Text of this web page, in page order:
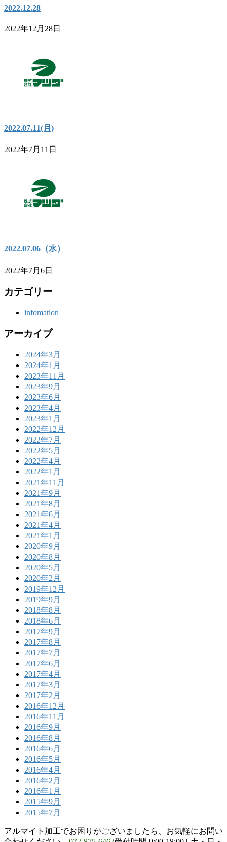
2022.12.28
2022年12月28日
2022.07.11(月)
2022年7月11日
2022.07.06（水）
2022年7月6日
カテゴリー
infomation
アーカイブ
2024年3月
2024年1月
2023年11月
2023年9月
2023年6月
2023年4月
2023年1月
2022年12月
2022年7月
2022年5月
2022年4月
2022年1月
2021年11月
2021年9月
2021年8月
2021年6月
2021年4月
2021年1月
2020年9月
2020年8月
2020年5月
2020年2月
2019年12月
2019年9月
2018年8月
2018年6月
2017年9月
2017年8月
2017年7月
2017年6月
2017年4月
2017年3月
2017年2月
2016年12月
2016年11月
2016年9月
2016年8月
2016年6月
2016年5月
2016年4月
2016年2月
2016年1月
2015年9月
2015年7月
アルマイト加工でお困りがございましたら、お気軽にお問い